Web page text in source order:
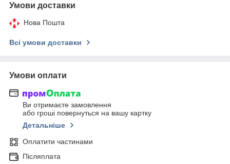
Умови доставки
Нова Пошта
Всі умови доставки
Умови оплати
Ви отримаєте замовлення
або гроші повернуться на вашу картку
Детальніше
Оплатити частинами
Післяплата